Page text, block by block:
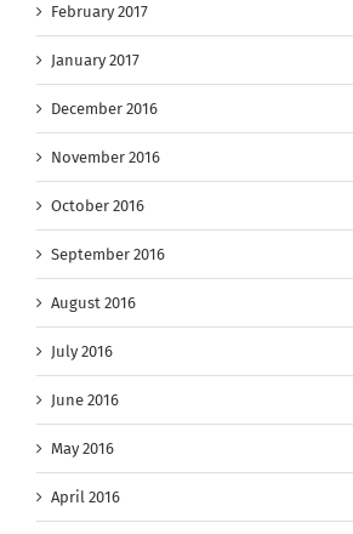
February 2017
January 2017
December 2016
November 2016
October 2016
September 2016
August 2016
July 2016
June 2016
May 2016
April 2016